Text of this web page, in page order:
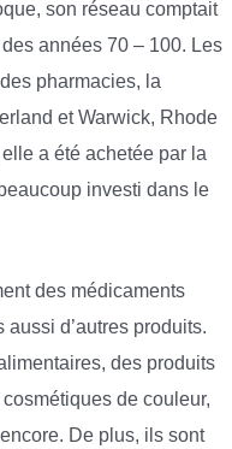
son réseau comptait
années 70 – 100. Les
pharmacies, la
et Warwick, Rhode
a été achetée par la
investi dans le
des médicaments
d’autres produits.
des produits
de couleur,
De plus, ils sont